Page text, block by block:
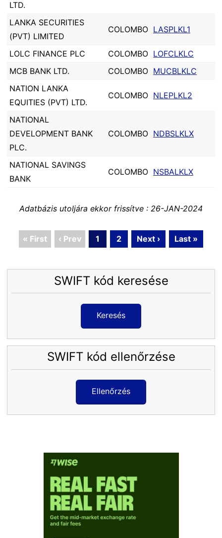
LTD.
LANKA SECURITIES
(PVT) LIMITED
COLOMBO LASPLKL1
LOLC FINANCE PLC COLOMBO LOFCLKLC
MCB BANK LTD.
COLOMBO MUCBLKLC
NATION LANKA
EQUITIES (PVT) LTD.
COLOMBO NLEPLKL2
NATIONAL
DEVELOPMENT BANK
PLC.
COLOMBO NDBSLKLX
NATIONAL SAVINGS
BANK
COLOMBO NSBALKLX
Adatbázis utoljára ekkor frissítve : 26-JAN-2024
« First ‹ Prev 1 2 Next › Last »
SWIFT kód keresése
Keresés
SWIFT kód ellenőrzése
Ellenőrzés